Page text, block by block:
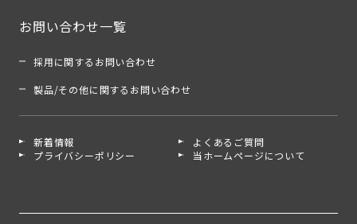
お問い合わせ一覧
採用に関するお問い合わせ
製品/その他に関するお問い合わせ
新着情報
よくあるご質問
プライバシーポリシー
当ホームページについて